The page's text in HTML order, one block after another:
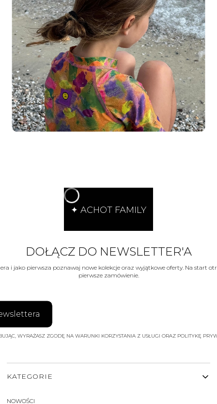
✦ ACHOT FAMILY
DOŁĄCZ DO NEWSLETTER'A
i jako pierwsza poznawaj nowe kolekcje oraz wyjątkowe oferty. Na start
pierwsze zamówienie.
WYRAŻASZ ZGODĘ NA WARUNKI KORZYSTANIA Z USŁUGI ORAZ POLITYKĘ
LINKI W STOPCE
KATEGORIE
NOWOŚCI